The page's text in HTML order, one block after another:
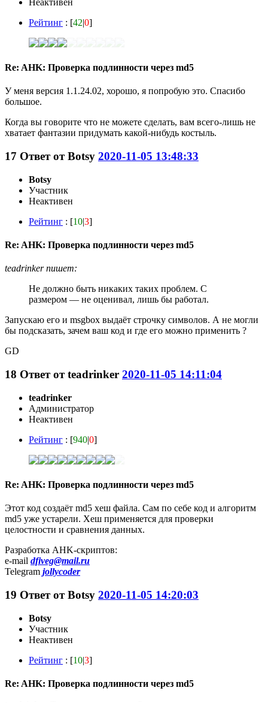
Неактивен
Рейтинг : [42|0]
Re: AHK: Проверка подлинности через md5
У меня версия 1.1.24.02, хорошо, я попробую это. Спасибо
большое.
Когда вы говорите что не можете сделать, вам всего-лишь не
хватает фантазии придумать какой-нибудь костыль.
17 Ответ отBotsy 2020-11-05 13:48:33
Botsy
Участник
Неактивен
Рейтинг : [10|3]
Re: AHK: Проверка подлинности через md5
teadrinker пишет:
Не должно быть никаких таких проблем. С
размером — не оценивал, лишь бы работал.
Запускаю его и msgbox выдаёт строчку символов. А не могли
бы подсказать, зачем ваш код и где его можно применить ?
GD
18 Ответ отteadrinker 2020-11-05 14:11:04
teadrinker
Администратор
Неактивен
Рейтинг : [940|0]
Re: AHK: Проверка подлинности через md5
Этот код создаёт md5 хеш файла. Сам по себе код и алгоритм
md5 уже устарели. Хеш применяется для проверки
целостности и сравнения данных.
Разработка AHK-скриптов:
e-mail dfiveg@mail.ru
Telegram jollycoder
19 Ответ отBotsy 2020-11-05 14:20:03
Botsy
Участник
Неактивен
Рейтинг : [10|3]
Re: AHK: Проверка подлинности через md5